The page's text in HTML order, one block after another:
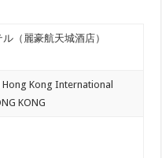
（麗豪航天城酒店）
Kong International
KONG